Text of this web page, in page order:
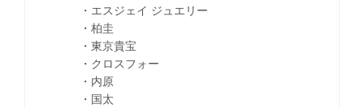
・エスジェイ ジュエリー
・柏圭
・東京貴宝
・クロスフォー
・内原
・国太